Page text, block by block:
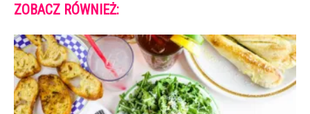
ZOBACZ RÓWNIEŻ: